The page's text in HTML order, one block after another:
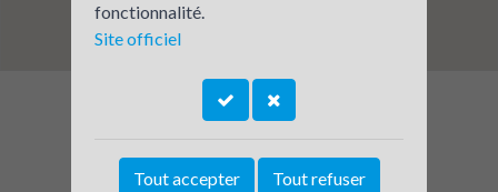
fonctionnalité.
Site officiel
Tout accepter Tout refuser